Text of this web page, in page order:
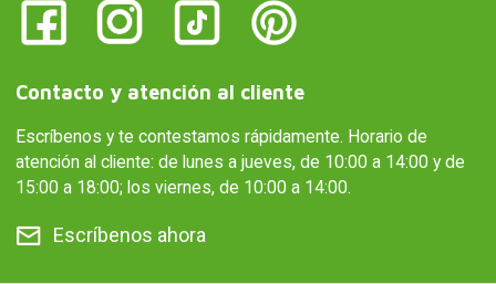
Contacto y atención al cliente
Escríbenos y te contestamos rápidamente. Horario de
atención al cliente: de lunes a jueves, de 10:00 a 14:00 y de
15:00 a 18:00; los viernes, de 10:00 a 14:00.
Escríbenos ahora